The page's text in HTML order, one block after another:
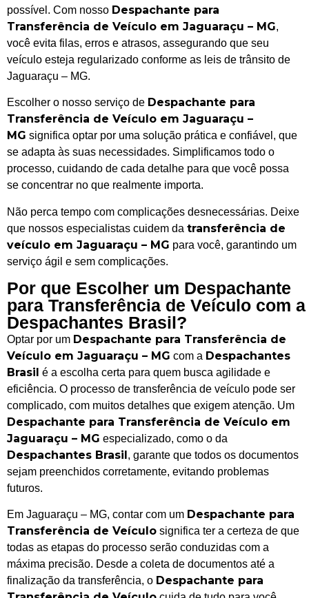
possível. Com nosso Despachante para
Transferência de Veículo em Jaguaraçu – MG,
você evita filas, erros e atrasos, assegurando que seu
veículo esteja regularizado conforme as leis de trânsito de
Jaguaraçu – MG.
Escolher o nosso serviço de Despachante para
Transferência de Veículo em Jaguaraçu –
MG significa optar por uma solução prática e confiável, que
se adapta às suas necessidades. Simplificamos todo o
processo, cuidando de cada detalhe para que você possa
se concentrar no que realmente importa.
Não perca tempo com complicações desnecessárias. Deixe
que nossos especialistas cuidem da transferência de
veículo em Jaguaraçu – MG para você, garantindo um
serviço ágil e sem complicações.
Por que Escolher um Despachante
para Transferência de Veículo com a
Despachantes Brasil?
Optar por um Despachante para Transferência de
Veículo em Jaguaraçu – MG com a Despachantes
Brasil é a escolha certa para quem busca agilidade e
eficiência. O processo de transferência de veículo pode ser
complicado, com muitos detalhes que exigem atenção. Um
Despachante para Transferência de Veículo em
Jaguaraçu – MG especializado, como o da
Despachantes Brasil, garante que todos os documentos
sejam preenchidos corretamente, evitando problemas
futuros.
Em Jaguaraçu – MG, contar com um Despachante para
Transferência de Veículo significa ter a certeza de que
todas as etapas do processo serão conduzidas com a
máxima precisão. Desde a coleta de documentos até a
finalização da transferência, o Despachante para